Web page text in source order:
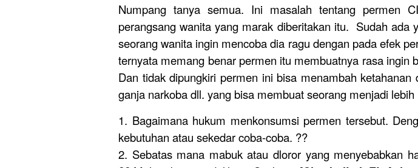
Numpang tanya semua. Ini masalah tentang permen
perangsang wanita yang marak diberitakan itu. Sudah ada
seorang wanita ingin mencoba dia ragu dengan pada efek
ternyata memang benar permen itu membuatnya rasa ingin
Dan tidak dipungkiri permen ini bisa menambah ketahanan
ganja narkoba dll. yang bisa membuat seorang menjadi
1. Bagaimana hukum menkonsumsi permen tersebut.
kebutuhan atau sekedar coba-coba. ??
2. Sebatas mana mabuk atau dloror yang menyebabkan